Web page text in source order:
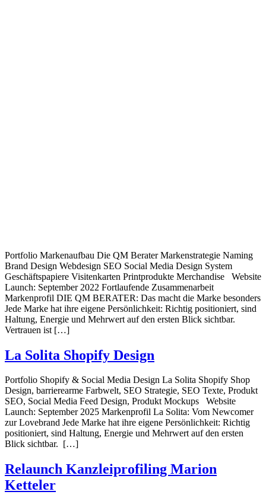
Portfolio Markenaufbau Die QM Berater Markenstrategie Naming
Brand Design Webdesign SEO Social Media Design System
Geschäftspapiere Visitenkarten Printprodukte Merchandise Website
Launch: September 2022 Fortlaufende Zusammenarbeit
Markenprofil DIE QM BERATER: Das macht die Marke besonders
Jede Marke hat ihre eigene Persönlichkeit: Richtig positioniert, sind
Haltung, Energie und Mehrwert auf den ersten Blick sichtbar.
Vertrauen ist […]
La Solita Shopify Design
Portfolio Shopify & Social Media Design La Solita Shopify Shop
Design, barrierearme Farbwelt, SEO Strategie, SEO Texte, Produkt
SEO, Social Media Feed Design, Produkt Mockups Website
Launch: September 2025 Markenprofil La Solita: Vom Newcomer
zur Lovebrand Jede Marke hat ihre eigene Persönlichkeit: Richtig
positioniert, sind Haltung, Energie und Mehrwert auf den ersten
Blick sichtbar. […]
Relaunch Kanzleiprofiling Marion
Ketteler